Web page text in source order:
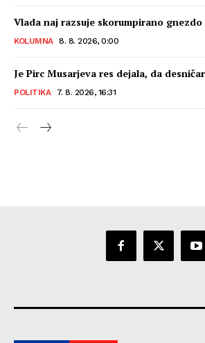
Vlada naj razsuje skorumpirano
KOLUMNA 8. 8. 2026, 0:00
Je Pirc Musarjeva res dejala, da
POLITIKA 7. 8. 2026, 16:31